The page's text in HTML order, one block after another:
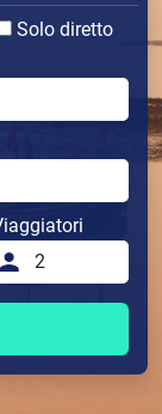
Solo diretto